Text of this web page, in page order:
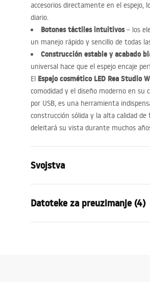
accesorios directamente en el espejo,
diario.
Botones táctiles intuitivos– los
un manejo rápido y sencillo de todas
Construcción estable y acabado
universal hace que el espejo encaje
El Espejo cosmético LED Rea Studio
comodidad y el diseño moderno en su
por USB, es una herramienta
construcción sólida y la alta calidad de
deleitará su vista durante muchos
Svojstva
Širina
Dubina
Datoteke za preuzimanje (4)